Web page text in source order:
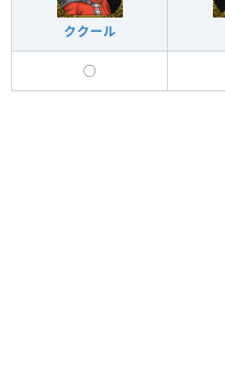
ククール
◯